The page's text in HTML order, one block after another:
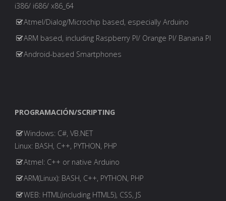
i386/ i686/ x86_64
Atmel/Dialog/Microchip based, especially Arduino
ARM based, including Raspberry PI/ Orange PI/ Banana PI
Android-based Smartphones
PROGRAMACIÓN/SCRIPTING
Windows: C#, VB.NET
Linux: BASH, C++, PYTHON, PHP
Atmel: C++ or native Arduino
ARM(Linux): BASH, C++, PYTHON, PHP
WEB: HTML(including HTML5), CSS, JS